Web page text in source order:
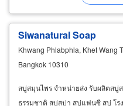
, shower gels,
Siwanatural Soap
Khwang Phlabphla, Khet Wang
Bangkok 10310
สบู่สมุนไพร จำหน่ายส่ง รับผลิตสบู่
ธรรมชาติ สบู่สปา สบู่แฟนซี สบู่ โร